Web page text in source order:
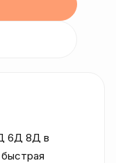
6Д 8Д в